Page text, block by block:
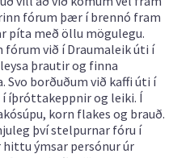
fórum þær í brennó fram
píta með öllu mögulegu.
við í Draumaleik úti í
þrautir og finna
borðuðum við kaffi úti í
íþróttakeppnir og leiki. Í
korn flakes og brauð.
því stelpurnar fóru í
ýmsar persónur úr